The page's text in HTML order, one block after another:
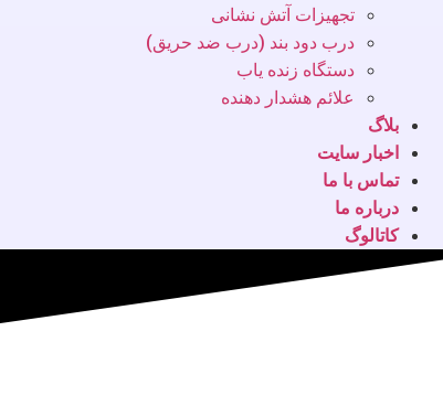
تجهیزات آتش نشانی
درب دود بند (درب ضد حریق)
دستگاه زنده یاب
علائم هشدار دهنده
بلاگ
اخبار سایت
تماس با ما
درباره ما
کاتالوگ